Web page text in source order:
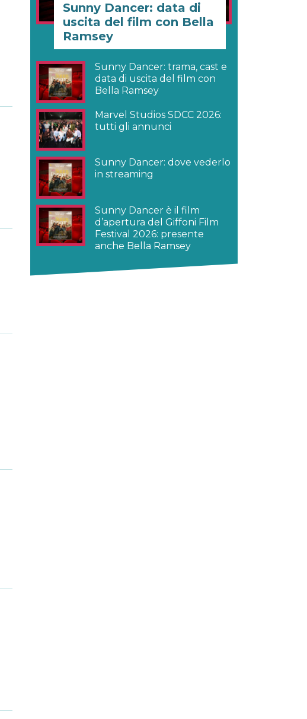
Sunny Dancer: data di
uscita del film con Bella
Ramsey
Sunny Dancer: trama, cast e
data di uscita del film con
Bella Ramsey
Marvel Studios SDCC 2026:
tutti gli annunci
Sunny Dancer: dove vederlo
in streaming
Sunny Dancer è il film
d’apertura del Giffoni Film
Festival 2026: presente
anche Bella Ramsey